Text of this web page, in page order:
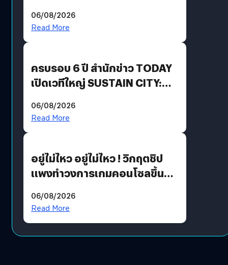
Revenue เร่งเครื่อง New
06/08/2026
Read More
ครบรอบ 6 ปี สำนักข่าว TODAY
เปิดเวทีใหญ่ SUSTAIN CITY:
แนวทางปรับตัวสู่เศรษฐกิจสี
06/08/2026
Read More
อยู่ไม่ไหว อยู่ไม่ไหว ! วิกฤตชิป
แพงทำวงการเกมคอนโซลขึ้น
?
06/08/2026
Read More